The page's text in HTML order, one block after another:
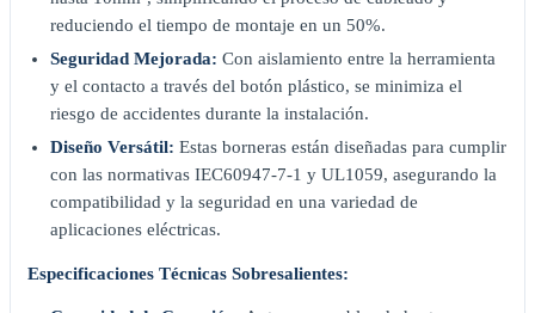
reduciendo el tiempo de montaje en un 50%.
Seguridad Mejorada: Con aislamiento entre la herramienta
y el contacto a través del botón plástico, se minimiza el
riesgo de accidentes durante la instalación.
Diseño Versátil: Estas borneras están diseñadas para cumplir
con las normativas IEC60947-7-1 y UL1059, asegurando la
compatibilidad y la seguridad en una variedad de
aplicaciones eléctricas.
Especificaciones Técnicas Sobresalientes: